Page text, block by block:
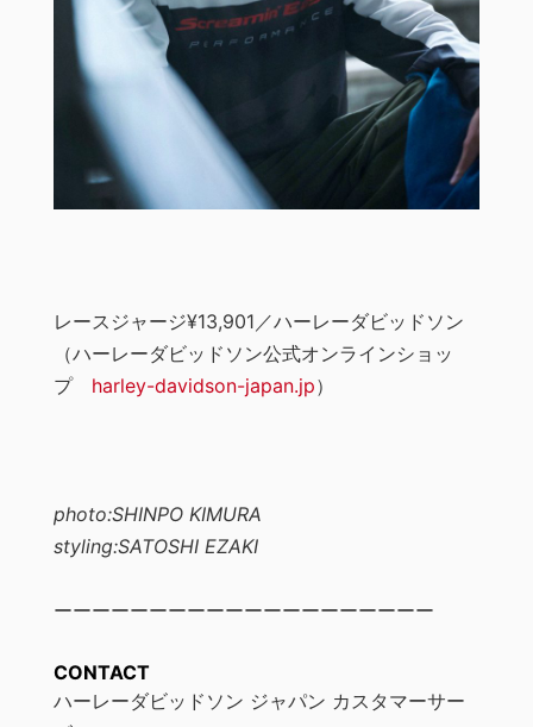
レースジャージ¥13,901／ハーレーダビッドソン
（ハーレーダビッドソン公式オンラインショッ
プ harley-davidson-japan.jp）
photo:SHINPO KIMURA
styling:SATOSHI EZAKI
ーーーーーーーーーーーーーーーーーーーー
CONTACT
ハーレーダビッドソン ジャパン カスタマーサー